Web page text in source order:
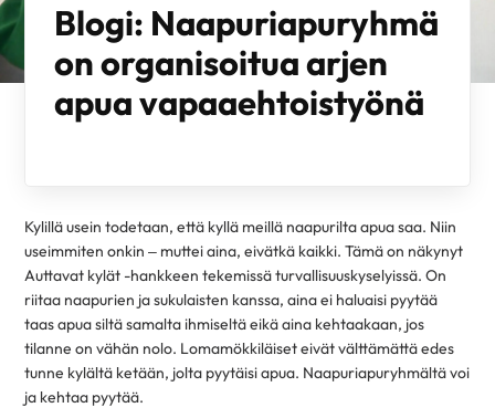
Blogi: Naapuriapuryhmä
on organisoitua arjen
apua vapaaehtoistyönä
Kylillä usein todetaan, että kyllä meillä naapurilta apua saa. Niin
useimmiten onkin – muttei aina, eivätkä kaikki. Tämä on näkynyt
Auttavat kylät -hankkeen tekemissä turvallisuuskyselyissä. On
riitaa naapurien ja sukulaisten kanssa, aina ei haluaisi pyytää
taas apua siltä samalta ihmiseltä eikä aina kehtaakaan, jos
tilanne on vähän nolo. Lomamökkiläiset eivät välttämättä edes
tunne kylältä ketään, jolta pyytäisi apua. Naapuriapuryhmältä voi
ja kehtaa pyytää.